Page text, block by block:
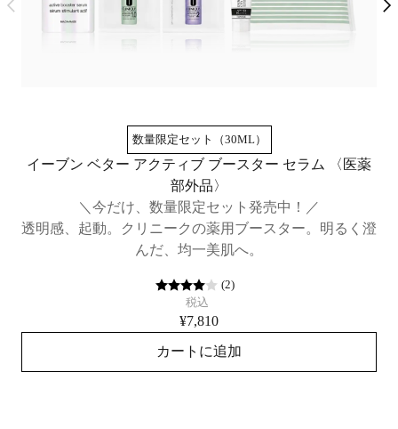
数量限定セット（30ML）
イーブン ベター アクティブ ブースター セラム​ 〈医薬
部外品〉
＼今だけ、数量限定セット発売中！／
透明感、起動。クリニークの薬用ブースター。明るく澄
んだ、均一美肌へ。
(2)
税込
¥7,810
カートに追加